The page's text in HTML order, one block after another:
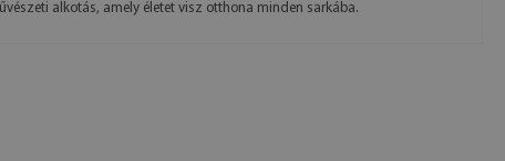
alkotás, amely életet visz otthona minden sarkába.